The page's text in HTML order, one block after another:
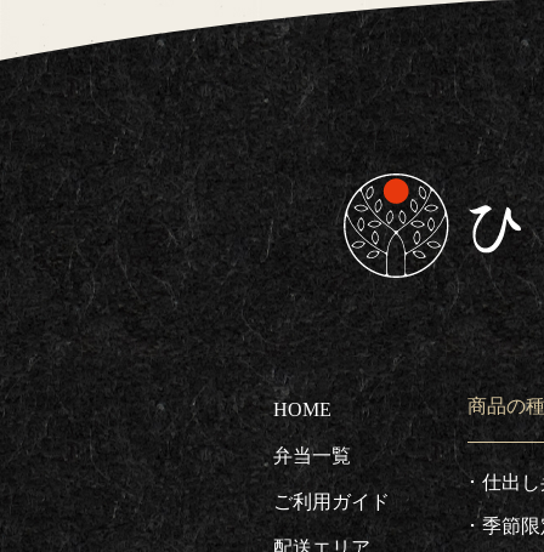
東京都板橋区で仕出
HOME
弁当一覧
ご利用ガイド
配送エリア
商品の
仕出
季節